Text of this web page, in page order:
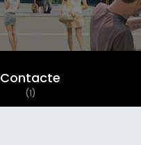
Contacte
(1)